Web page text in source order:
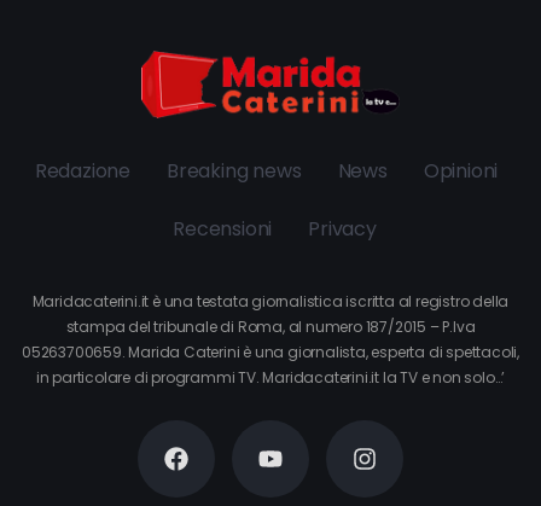
Redazione Breaking news News Opinioni
Recensioni Privacy
Maridacaterini.it è una testata giornalistica iscritta al registro della
stampa del tribunale di Roma, al numero 187/2015 – P.Iva
05263700659. Marida Caterini è una giornalista, esperta di spettacoli,
in particolare di programmi TV. Maridacaterini.it la TV e non solo…’